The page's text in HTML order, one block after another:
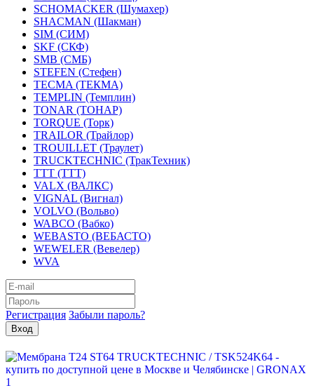
SCHOMACKER (Шумахер)
SHACMAN (Шакман)
SIM (СИМ)
SKF (СКФ)
SMB (СМБ)
STEFEN (Стефен)
TECMA (ТЕКМА)
TEMPLIN (Темплин)
TONAR (ТОНАР)
TORQUE (Торк)
TRAILOR (Трайлор)
TROUILLET (Траулет)
TRUCKTECHNIC (ТракТехник)
TTT (ТТТ)
VALX (ВАЛКС)
VIGNAL (Вигнал)
VOLVO (Вольво)
WABCO (Вабко)
WEBASTO (ВЕБАСТО)
WEWELER (Вевелер)
WVA
Регистрация Забыли пароль?